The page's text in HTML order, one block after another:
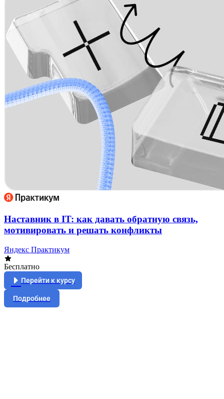
Наставник в IT: как давать обратную связь,
мотивировать и решать конфликты
Яндекс Практикум
Бесплатно
Перейти к курсу
Подробнее